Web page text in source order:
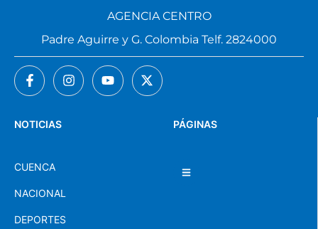
PÁGINAS
NOTICIAS
CUENCA
NACIONAL
DEPORTES
AGENCIA CENTRO
Padre Aguirre y G. Colombia Telf. 2824000